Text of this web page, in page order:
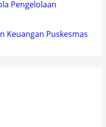
Pengelolaan
Keuangan Puskesmas